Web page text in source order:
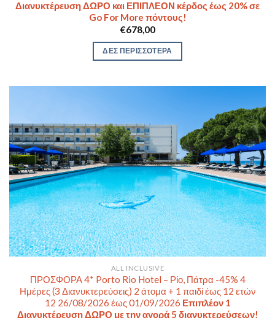
Διανυκτέρευση ΔΩΡΟ και ΕΠΙΠΛΕΟΝ κέρδος έως 20% σε
Go For More πόντους!
€678,00
ΔΕΣ ΠΕΡΙΣΣΟΤΕΡΑ
ALL INCLUSIVE
ΠΡΟΣΦΟΡΑ 4* Porto Rio Hotel – Ρίο, Πάτρα -45% 4
Ημέρες (3 Διανυκτερεύσεις) 2 άτομα + 1 παιδί έως 12 ετών
12 26/08/2026 έως 01/09/2026 Επιπλέον 1
Διανυκτέρευση ΔΩΡΟ με την αγορά 5 διανυκτερεύσεων!